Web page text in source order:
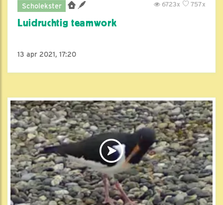
Scholekster 757x
6723x
Luidruchtig teamwork
13 apr 2021, 17:20